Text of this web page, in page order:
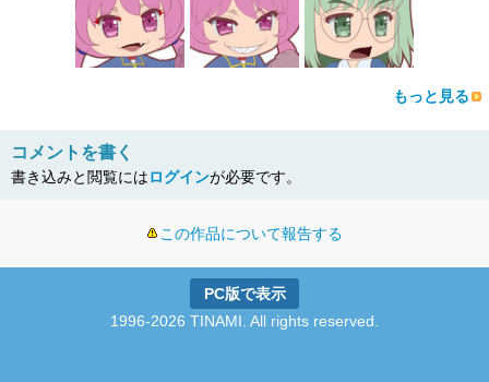
もっと見る
コメントを書く
書き込みと閲覧にはログインが必要です。
この作品について報告する
PC版で表示
1996-2026 TINAMI. All rights reserved.